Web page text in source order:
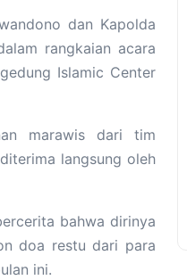
dan Kapolda
rangkaian acara
Islamic Center
marawis dari tim
langsung oleh
bahwa dirinya
doa restu dari para
ini.